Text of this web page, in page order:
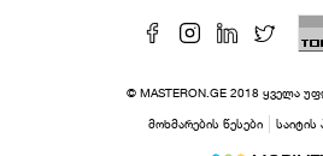
© MASTERON.GE 2018 ყველა
მოხმარების წესები საიტის